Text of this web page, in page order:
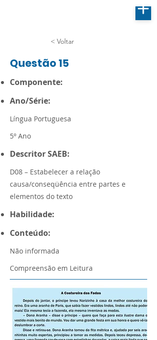
< Voltar
Questão 15
Componente:
Ano/Série:
Língua Portuguesa
5º Ano
Descritor SAEB:
D08 – Estabelecer a relação
causa/conseqüência entre partes e
elementos do texto
Habilidade:
Conteúdo:
Não informada
Compreensão em Leitura